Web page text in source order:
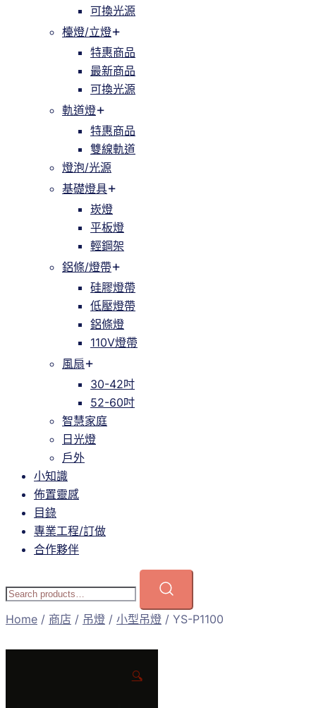
可換光源
檯燈/立燈
特惠商品
最新商品
可換光源
軌道燈
特惠商品
雙線軌道
燈泡/光源
基礎燈具
崁燈
平板燈
輕鋼架
鋁條/燈帶
硅膠燈帶
低壓燈帶
鋁條燈
110V燈帶
風扇
30-42吋
52-60吋
智慧家庭
日光燈
戶外
小知識
佈置靈感
目錄
專業工程/訂做
合作夥伴
Home / 商店 / 吊燈 / 小型吊燈 / YS-P1100
🔍